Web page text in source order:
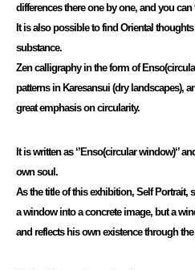
differences there one by one, and you
It is also possible to find Oriental
substance.
Zen calligraphy in the form of
patterns in Karesansui (dry landscapes),
great emphasis on circularity.
It is written as ‘’Enso(circular window)‘’
own soul.
As the title of this exhibition, Self
a window into a concrete image, but a
and reflects his own existence through